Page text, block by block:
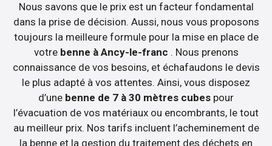
Nous savons que le prix est un facteur fondamental
dans la prise de décision. Aussi, nous vous proposons
toujours la meilleure formule pour la mise en place de
votre benne à Ancy-le-franc . Nous prenons
connaissance de vos besoins, et échafaudons le devis
le plus adapté à vos attentes. Ainsi, vous disposez
d’une benne de 7 à 30 mètres cubes pour
l’évacuation de vos matériaux ou encombrants, le tout
au meilleur prix. Nos tarifs incluent l’acheminement de
la benne et la gestion du traitement des déchets en